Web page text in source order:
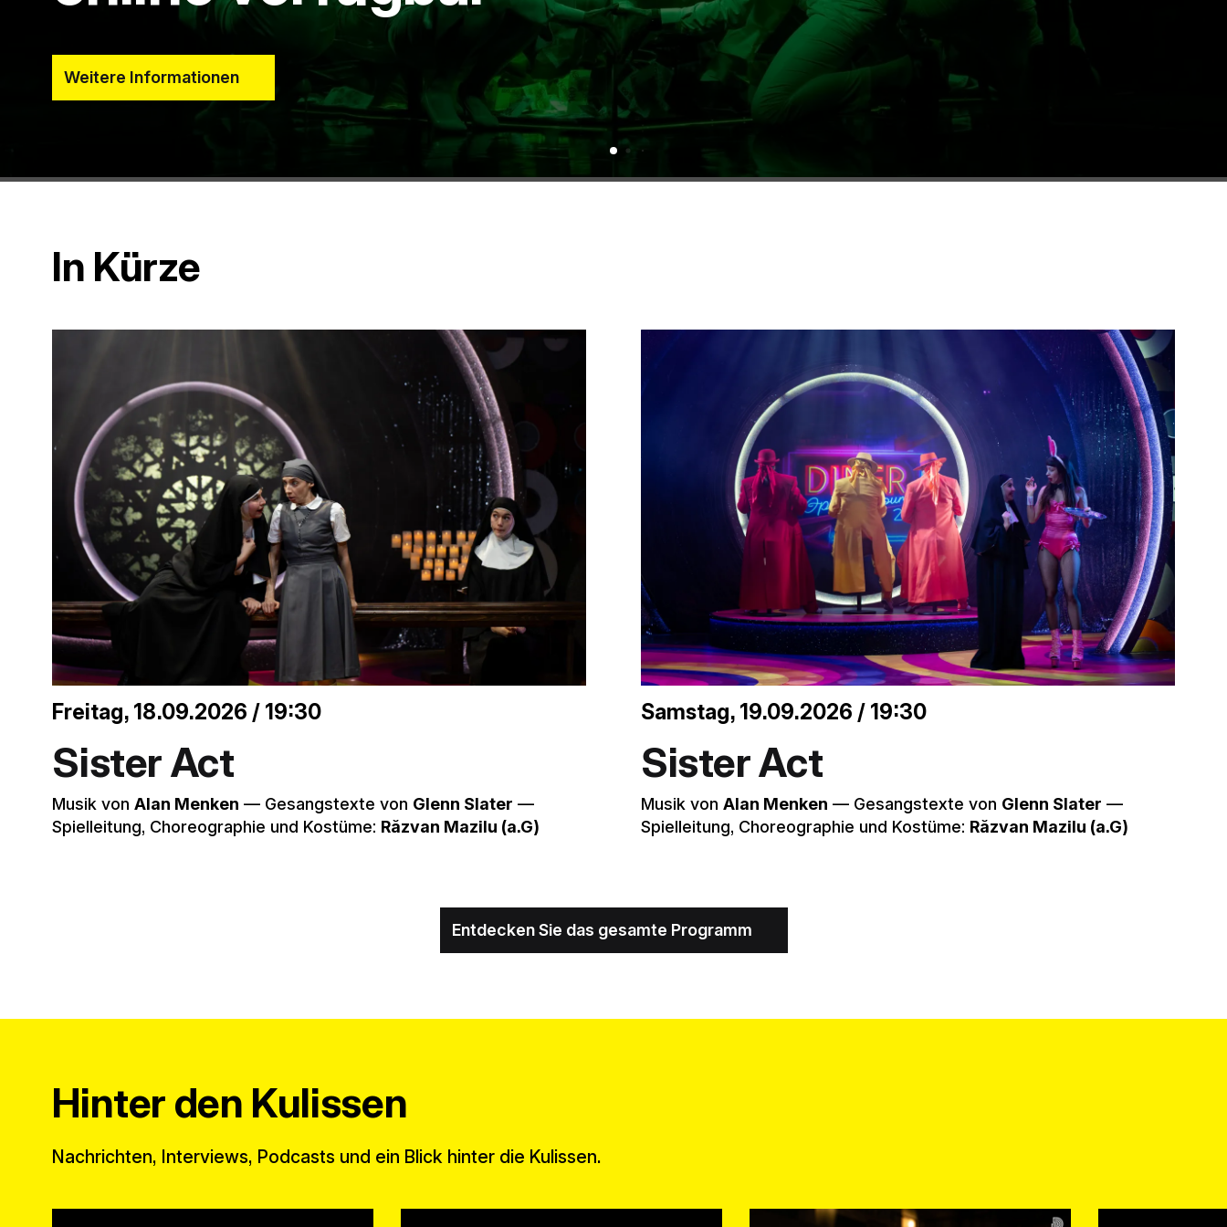
Weitere Informationen
In Kürze
Freitag, 18.09.2026 / 19:30
Sister Act
Musik vonAlan Menken –– Gesangstexte von Glenn Slater ––
Spielleitung, Choreographie und Kostüme: Răzvan Mazilu (a.G)
Samstag, 19.09.2026 / 19:30
Sister Act
Musik von Alan Menken –– Gesangstexte von Glenn Slater ––
Spielleitung, Choreographie und Kostüme: Răzvan Mazilu (a.G)
Entdecken Sie das gesamte Programm
Hinter den Kulissen
Nachrichten, Interviews, Podcasts und ein Blick hinter die Kulissen.